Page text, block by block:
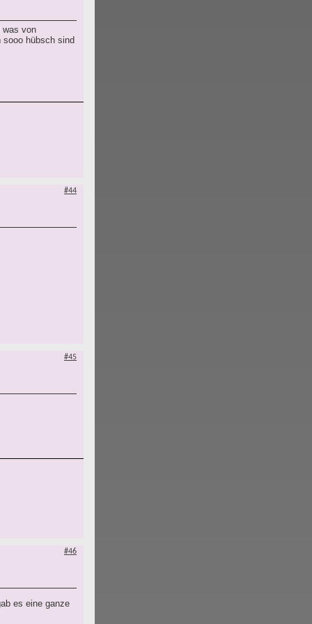
was von
sooo hübsch sind
#44
#45
#46
es eine ganze